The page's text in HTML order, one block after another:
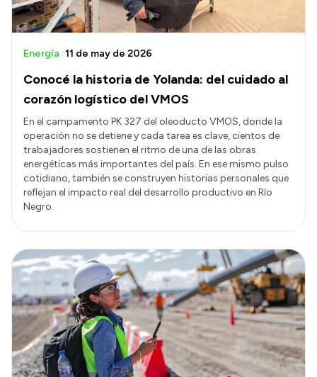
Conocé la historia de Yolanda: del cuidado al
corazón logístico del VMOS
Energía 11 de may de 2026
En el campamento PK 327 del oleoducto VMOS, donde la
operación no se detiene y cada tarea es clave, cientos de
trabajadores sostienen el ritmo de una de las obras
energéticas más importantes del país. En ese mismo pulso
cotidiano, también se construyen historias personales que
reflejan el impacto real del desarrollo productivo en Río
Negro.